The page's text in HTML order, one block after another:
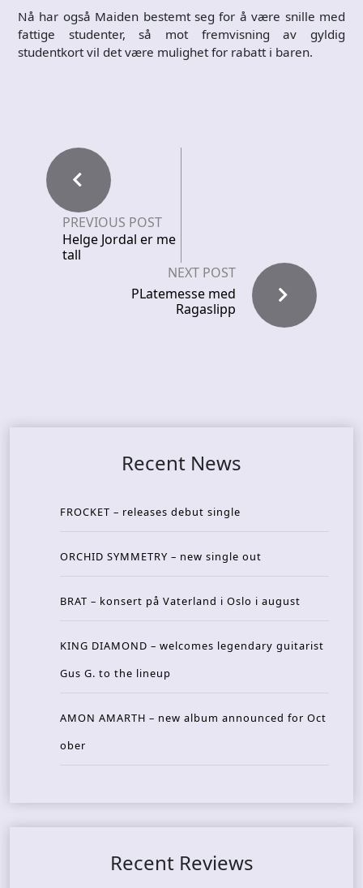
Nå har også Maiden bestemt seg for å være snille med
fattige studenter, så mot fremvisning av gyldig
studentkort vil det være mulighet for rabatt i baren.
PREVIOUS POST
Helge Jordal er me
tall
NEXT POST
PLatemesse med
Ragaslipp
Recent News
FROCKET – releases debut single
ORCHID SYMMETRY – new single out
BRAT – konsert på Vaterland i Oslo i august
KING DIAMOND – welcomes legendary guitarist
Gus G. to the lineup
AMON AMARTH – new album announced for Oct
ober
Recent Reviews